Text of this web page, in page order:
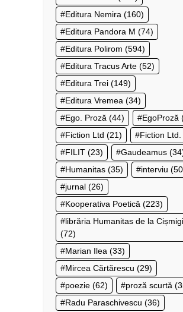
Editura Nemira (160)
Editura Pandora M (74)
Editura Polirom (594)
Editura Tracus Arte (52)
Editura Trei (149)
Editura Vremea (34)
Ego. Proză (44) EgoProză
Fiction Ltd (21) Fiction Ltd.
FILIT (23) Gaudeamus
Humanitas (35) interviu
jurnal (26)
Kooperativa Poetică (223)
librăria Humanitas de la
(72)
Marian Ilea (33)
Mircea Cărtărescu (29)
poezie (62) proză scurtă
Radu Paraschivescu (36)